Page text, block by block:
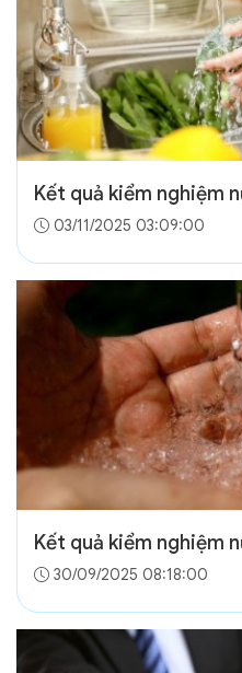
Kết quả kiểm nghiệm
03/11/2025 03:09:00
Kết quả kiểm nghiệm
30/09/2025 08:18:00